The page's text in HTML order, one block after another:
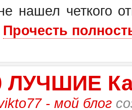
нашел четкого
Прочесть
ЛУЧШИЕ
- мой блог